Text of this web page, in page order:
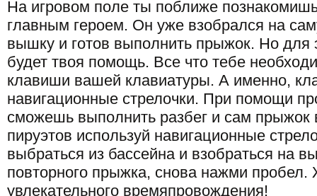
На игровом поле ты поближе
главным героем. Он уже взобрался на
вышку и готов выполнить прыжок. Но для
будет твоя помощь. Все что тебе
клавиши вашей клавиатуры. А именно,
навигационные стрелочки. При помощи
сможешь выполнить разбег и сам прыжок
пируэтов используй навигационные
выбраться из бассейна и взобраться на
повторного прыжка, снова нажми
увлекательного времяпровождения!